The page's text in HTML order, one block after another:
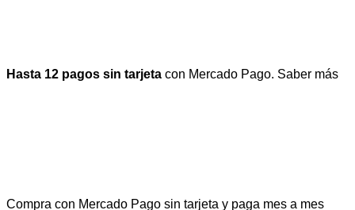
Hasta 12 pagos sin tarjeta con Mercado Pago. Saber más
Compra con Mercado Pago sin tarjeta y paga mes a mes